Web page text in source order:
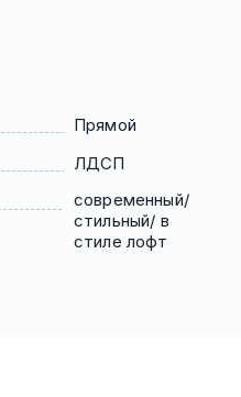
Прямой
ЛДСП
современный/
стильный/ в
стиле лофт